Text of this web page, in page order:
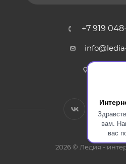
вам.
вас
+7 919
2026 © Ледия -